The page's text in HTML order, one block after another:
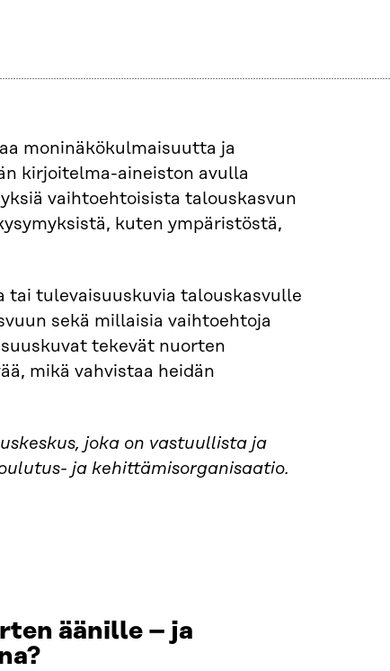
moninäkökulmaisuutta ja
kirjoitelma-aineiston avulla
vaihtoehtoisista talouskasvun
kuten ympäristöstä,
tai tulevaisuuskuvia talouskasvulle
sekä millaisia vaihtoehtoja
tekevät nuorten
mikä vahvistaa heidän
joka on vastuullista ja
ja kehittämisorganisaatio.
äänille – ja